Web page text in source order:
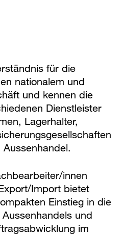
für die
nationalem und
und kennen die
Dienstleister
Lagerhalter,
innen
Import bietet
Einstieg in die
und
im